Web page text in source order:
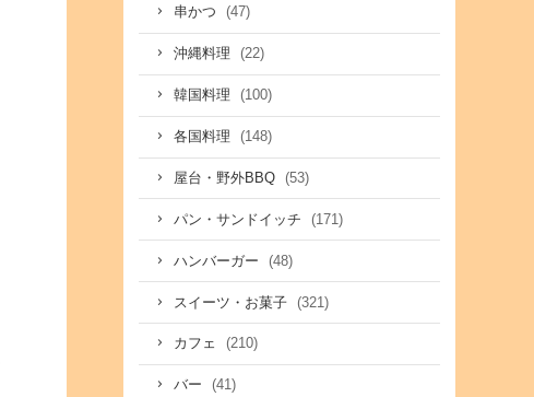
串かつ (47)
沖縄料理 (22)
韓国料理 (100)
各国料理 (148)
屋台・野外BBQ (53)
パン・サンドイッチ (171)
ハンバーガー (48)
スイーツ・お菓子 (321)
カフェ (210)
バー (41)